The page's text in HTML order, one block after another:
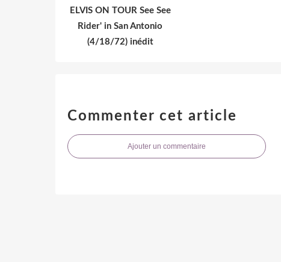
ELVIS ON TOUR See See
Rider' in San Antonio
(4/18/72) inédit
Commenter cet article
Ajouter un commentaire